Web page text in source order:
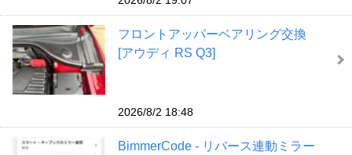
フロントアッパーベアリング交換
[アウディ RS Q3]
2026/8/2 18:48
BimmerCode - リバース連動ミラー